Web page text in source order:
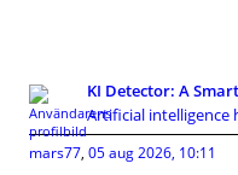
KI Detector: A
Artificial intelligence
mars77, 05 aug 2026, 10:11